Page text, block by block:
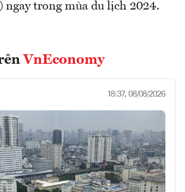
ngay trong mùa du lịch 2024.
VnEconomy
18:37, 08/08/2026